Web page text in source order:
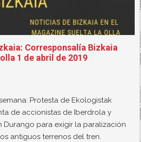
Corresponsalía Bizkaia
1 de abril de 2019
Protesta de Ekologistak
de accionistas de Iberdrola y
Durango para exigir la paralización
antiguos terrenos del tren.